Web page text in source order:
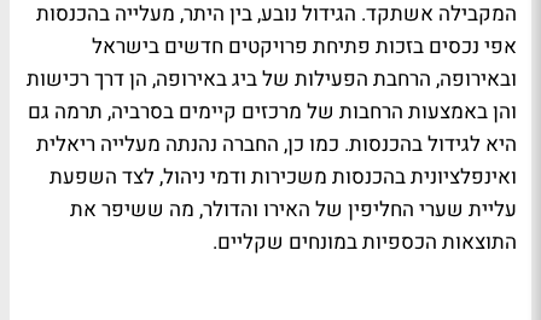
המקבילה אשתקד. הגידול נובע, בין היתר, מעלייה בהכנסות
אפי נכסים בזכות פתיחת פרויקטים חדשים בישראל
ובאירופה, הרחבת הפעילות של ביג באירופה, הן דרך רכישות
והן באמצעות הרחבות של מרכזים קיימים בסרביה, תרמה גם
היא לגידול בהכנסות. כמו כן, החברה נהנתה מעלייה ריאלית
ואינפלציונית בהכנסות משכירות ודמי ניהול, לצד השפעת
עליית שערי החליפין של האירו והדולר, מה ששיפר את
התוצאות הכספיות במונחים שקליים.